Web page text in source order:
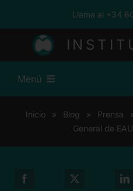
contenido
Llama al +34
Menú
Traumatología
Inicio » Blog » Prensa
General de